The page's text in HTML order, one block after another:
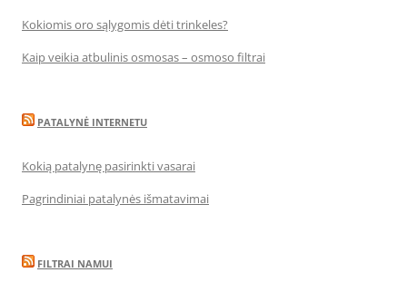
Kokiomis oro sąlygomis dėti trinkeles?
Kaip veikia atbulinis osmosas – osmoso filtrai
PATALYNĖ INTERNETU
Kokią patalynę pasirinkti vasarai
Pagrindiniai patalynės išmatavimai
FILTRAI NAMUI